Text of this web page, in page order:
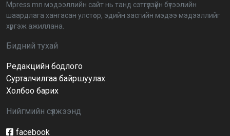
BTS-ийн тоглолтыг Netflix дэлхий даяар шууд
дамжуулна
Иргэдийн төлөөлөгчдийн хурлын 2026 оны
нөхөн сонгууль 6 дугаар сарын 21-нд болно
Д.Тэгшбаяр: НҮБ-ын тогтоол санаачилж,
Mpress.mn мэдээллийн сайт нь танд сэтгүүлзүйн бүтээлийн
шаардлага хангасан улстөр, эдийн засгийн мэдээ мэдээллийг
хүргэж ажиллана.
Бидний тухай
Редакцийн бодлого
Сурталчилгаа байршуулах
Холбоо барих
Нийгмийн сүлжээнд
facebook